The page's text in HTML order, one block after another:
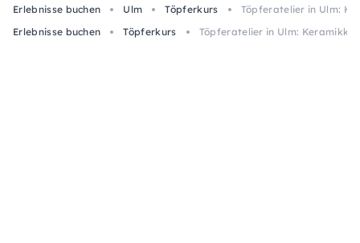
Erlebnisse buchen Ulm Töpferkurs
Töpferatelier in Ulm:
Erlebnisse buchen
Töpferkurs Töpferatelier in Ulm: